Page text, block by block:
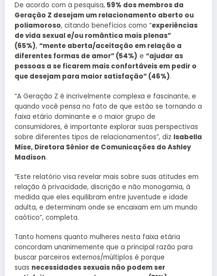
De acordo com a pesquisa, 59% dos membros da
Geração Z desejam um relacionamento aberto ou
poliamoroso, citando benefícios como “experiências
de vida sexual e/ou romântica mais plenas”
(65%), “mente aberta/aceitação em relação a
diferentes formas de amor” (54%) e “ajudar as
pessoas a se ficarem mais confortáveis em pedir o
que desejam para maior satisfação” (46%).
“A Geração Z é incrivelmente complexa e fascinante, e
quando você pensa no fato de que estão se tornando a
faixa etário dominante e o maior grupo de
consumidores, é importante explorar suas perspectivas
sobre diferentes tipos de relacionamentos”, diz Isabella
Mise, Diretora Sênior de Comunicações do Ashley
Madison.
“Este relatório visa revelar mais sobre suas atitudes em
relação à privacidade, discrição e não monogamia, à
medida que eles equilibram entre juventude e idade
adulta, e determinam onde se encaixam em um mundo
caótico”, completa.
Tanto homens quanto mulheres nesta faixa etária
concordam unanimemente que a principal razão para
buscar parceiros externos/múltiplos é porque
suas necessidades sexuais não podem ser